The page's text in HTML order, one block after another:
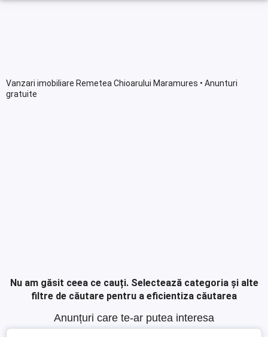
Vanzari imobiliare Remetea Chioarului Maramures • Anunturi
gratuite
Nu am găsit ceea ce cauți. Selectează categoria și alte
filtre de căutare pentru a eficientiza căutarea
Anunțuri care te-ar putea interesa